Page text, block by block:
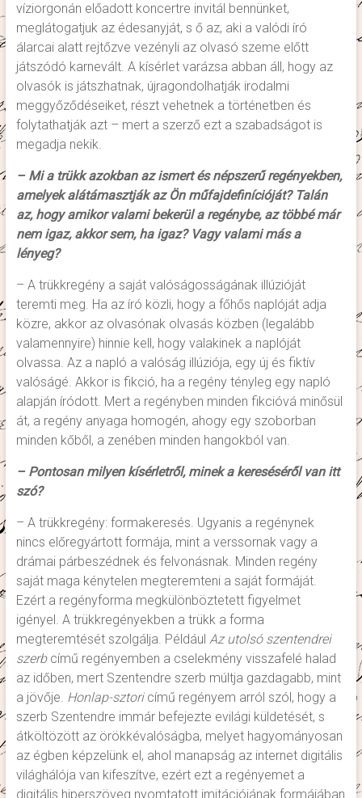
víziorgonán előadott koncertre invitál bennünket,
meglátogatjuk az édesanyját, s ő az, aki a valódi író
álarcai alatt rejtőzve vezényli az olvasó szeme előtt
játszódó karnevált. A kísérlet varázsa abban áll, hogy az
olvasók is játszhatnak, újragondolhatják irodalmi
meggyőződéseiket, részt vehetnek a történetben és
folytathatják azt – mert a szerző ezt a szabadságot is
megadja nekik.
– Mi a trükk azokban az ismert és népszerű regényekben,
amelyek alátámasztják az Ön műfajdefinícióját? Talán
az, hogy amikor valami bekerül a regénybe, az többé már
nem igaz, akkor sem, ha igaz? Vagy valami más a
lényeg?
– A trükkregény a saját valóságosságának illúzióját
teremti meg. Ha az író közli, hogy a főhős naplóját adja
közre, akkor az olvasónak olvasás közben (legalább
valamennyire) hinnie kell, hogy valakinek a naplóját
olvassa. Az a napló a valóság illúziója, egy új és fiktív
valóságé. Akkor is fikció, ha a regény tényleg egy napló
alapján íródott. Mert a regényben minden fikcióvá minősül
át, a regény anyaga homogén, ahogy egy szoborban
minden kőből, a zenében minden hangokból van.
– Pontosan milyen kísérletről, minek a kereséséről van itt
szó?
– A trükkregény: formakeresés. Ugyanis a regénynek
nincs előregyártott formája, mint a verssornak vagy a
drámai párbeszédnek és felvonásnak. Minden regény
saját maga kénytelen megteremteni a saját formáját.
Ezért a regényforma megkülönböztetett figyelmet
igényel. A trükkregényekben a trükk a forma
megteremtését szolgálja. Például Az utolsó szentendrei
szerbcímű regényemben a cselekmény visszafelé halad
az időben, mert Szentendre szerb múltja gazdagabb, mint
a jövője. Honlap-sztoricímű regényem arról szól, hogy a
szerb Szentendre immár befejezte evilági küldetését, s
átköltözött az örökkévalóságba, melyet hagyományosan
az égben képzelünk el, ahol manapság az internet digitális
világhálója van kifeszítve, ezért ezt a regényemet a
digitális hiperszöveg nyomtatott imitációjának formájában